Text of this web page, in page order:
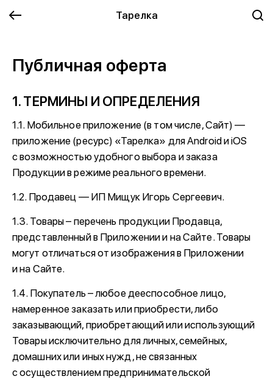
Тарелка
Публичная оферта
1. ТЕРМИНЫ И ОПРЕДЕЛЕНИЯ
1.1. Мобильное приложение (в том числе, Сайт) —
приложение (ресурс) «Тарелка» для Android и iOS
с возможностью удобного выбора и заказа
Продукции в режиме реального времени.
1.2. Продавец — ИП Мищук Игорь Сергеевич.
1.3. Товары – перечень продукции Продавца,
представленный в Приложении и на Сайте. Товары
могут отличаться от изображения в Приложении
и на Сайте.
1.4. Покупатель – любое дееспособное лицо,
намеренное заказать или приобрести, либо
заказывающий, приобретающий или использующий
Товары исключительно для личных, семейных,
домашних или иных нужд, не связанных
с осуществлением предпринимательской